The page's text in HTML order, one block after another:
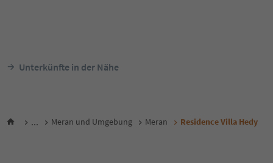
Unterkünfte in der Nähe
... Meran und Umgebung Meran Residence Villa Hedy